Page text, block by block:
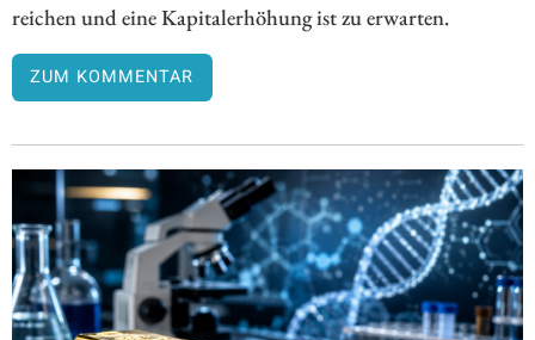
reichen und eine Kapitalerhöhung ist zu erwarten.
ZUM KOMMENTAR